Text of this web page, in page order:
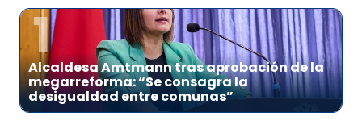
1
Alcaldesa Amtmann tras aprobación de la
megarreforma: “Se consagra la
desigualdad entre comunas”